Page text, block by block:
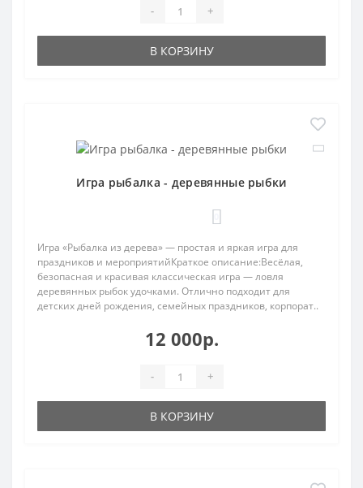
- +
В КОРЗИНУ
Игра рыбалка - деревянные рыбки
Игра «Рыбалка из дерева» — простая и яркая игра для
праздников и мероприятийКраткое описание:Весёлая,
безопасная и красивая классическая игра — ловля
деревянных рыбок удочками. Отлично подходит для
детских дней рождения, семейных праздников, корпорат..
12 000р.
- +
В КОРЗИНУ